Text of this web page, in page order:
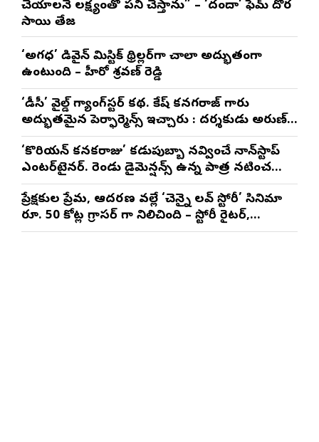
చేయాలనే లక్ష్యంతో పని చేస్తాను” – ‘దందా’ ఫేమ్ దొర
సాయి తేజ
‘అగధ’ డివైన్ మిస్టిక్ థ్రిల్లర్‌గా చాలా అద్భుతంగా
ఉంటుంది – హీరో శ్రవణ్ రెడ్డి
‘డీసీ’ వైల్డ్ గ్యాంగ్‌స్టర్ కథ. లోకేష్ కనగరాజ్ గారు
అద్భుతమైన పెర్ఫార్మెన్స్ ఇచ్చారు : దర్శకుడు అరుణ్
మాథేశ్వరన్
‘కొరియన్ కనకరాజు’ కడుపుబ్బా నవ్వించే నాన్‌స్టాప్
ఎంటర్‌టైనర్. రెండు డైమెన్షన్స్ ఉన్న పాత్రలో నటించడం
చాలా సంతృప్తినిచ్చింది : వరుణ్ తేజ్
ప్రేక్షకుల ప్రేమ, ఆదరణ వల్లే ‘చెన్నై లవ్ స్టోరీ’ సినిమా
రూ. 50 కోట్ల గ్రాసర్ గా నిలిచింది – స్టోరీ రైటర్,
ప్రొడ్యూసర్ సాయి రాజేష్